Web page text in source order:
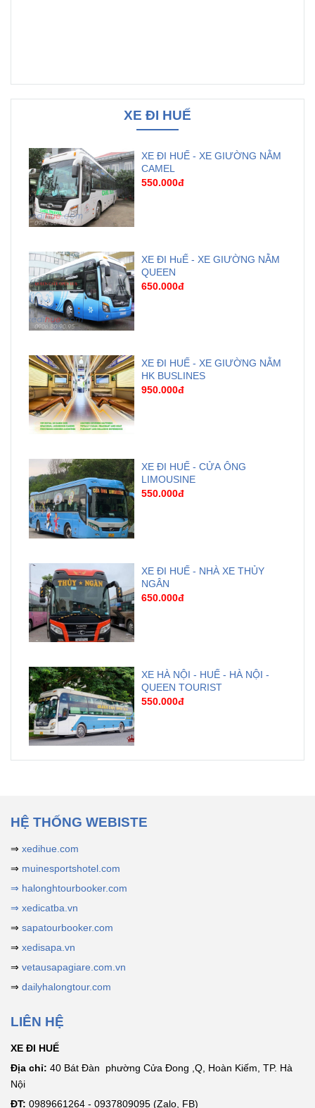
XE ĐI HUẾ
XE ĐI HUẾ - XE GIƯỜNG NẰM
CAMEL
550.000đ
XE ĐI HuẾ - XE GIƯỜNG NẰM
QUEEN
650.000đ
XE ĐI HUẾ - XE GIƯỜNG NẰM
HK BUSLINES
950.000đ
XE ĐI HUẾ - CỬA ÔNG
LIMOUSINE
550.000đ
XE ĐI HUẾ - NHÀ XE THỦY
NGÂN
650.000đ
XE HÀ NỘI - HUẾ - HÀ NỘI -
QUEEN TOURIST
550.000đ
HỆ THỐNG WEBISTE
⇒ xedihue.com
⇒ muinesportshotel.com
⇒ halonghtourbooker.com
⇒ xedicatba.vn
⇒ sapatourbooker.com
⇒ xedisapa.vn
⇒ vetausapagiare.com.vn
⇒ dailyhalongtour.com
LIÊN HỆ
XE ĐI HUẾ
Địa chỉ: 40 Bát Đàn phường Cửa Đong ,Q, Hoàn Kiếm, TP. Hà
Nội
ĐT: 0989661264 - 0937809095 (Zalo, FB)